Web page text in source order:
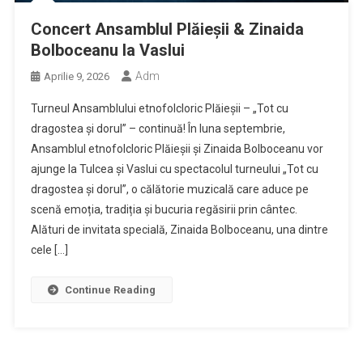
Concert Ansamblul Plăieșii & Zinaida
Bolboceanu la Vaslui
Aprilie 9, 2026 Adm
Turneul Ansamblului etnofolcloric Plăieșii – „Tot cu
dragostea și dorul” – continuă! În luna septembrie,
Ansamblul etnofolcloric Plăieșii și Zinaida Bolboceanu vor
ajunge la Tulcea și Vaslui cu spectacolul turneului „Tot cu
dragostea și dorul”, o călătorie muzicală care aduce pe
scenă emoția, tradiția și bucuria regăsirii prin cântec.
Alături de invitata specială, Zinaida Bolboceanu, una dintre
cele […]
Continue Reading